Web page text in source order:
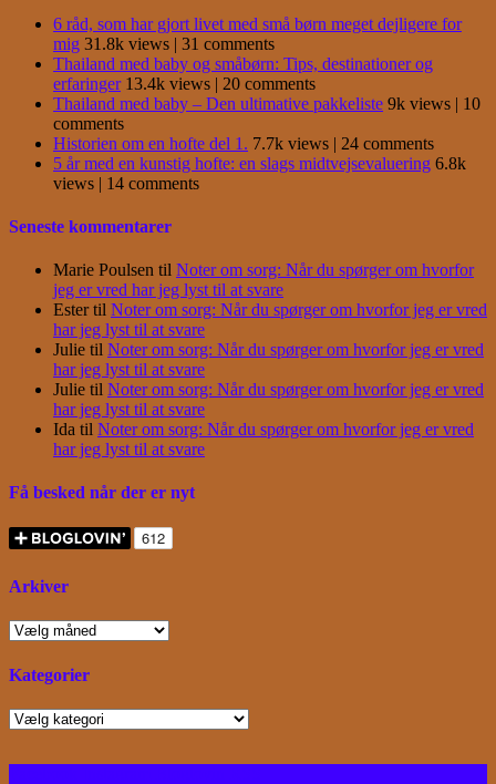
6 råd, som har gjort livet med små børn meget dejligere for
mig 31.8k views | 31 comments
Thailand med baby og småbørn: Tips, destinationer og
erfaringer 13.4k views | 20 comments
Thailand med baby – Den ultimative pakkeliste 9k views | 10
comments
Historien om en hofte del 1. 7.7k views | 24 comments
5 år med en kunstig hofte: en slags midtvejsevaluering 6.8k
views | 14 comments
Seneste kommentarer
Marie Poulsen til Noter om sorg: Når du spørger om hvorfor
jeg er vred har jeg lyst til at svare
Estertil Noter om sorg: Når du spørger om hvorfor jeg er vred
har jeg lyst til at svare
Julie til Noter om sorg: Når du spørger om hvorfor jeg er vred
har jeg lyst til at svare
Julie til Noter om sorg: Når du spørger om hvorfor jeg er vred
har jeg lyst til at svare
Ida til Noter om sorg: Når du spørger om hvorfor jeg er vred
har jeg lyst til at svare
Få besked når der er nyt
Arkiver
Arkiver
Kategorier
Kategorier